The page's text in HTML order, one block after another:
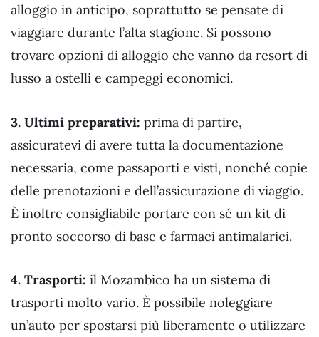
alloggio in anticipo, soprattutto se pensate di
viaggiare durante l’alta stagione. Si possono
trovare opzioni di alloggio che vanno da resort di
lusso a ostelli e campeggi economici.
3. Ultimi preparativi: prima di partire,
assicuratevi di avere tutta la documentazione
necessaria, come passaporti e visti, nonché copie
delle prenotazioni e dell’assicurazione di viaggio.
È inoltre consigliabile portare con sé un kit di
pronto soccorso di base e farmaci antimalarici.
4. Trasporti: il Mozambico ha un sistema di
trasporti molto vario. È possibile noleggiare
un’auto per spostarsi più liberamente o utilizzare